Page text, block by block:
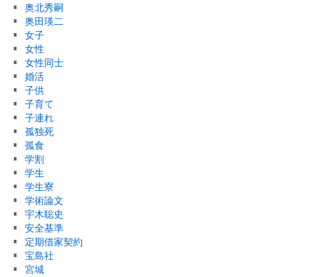
奥北秀嗣
奥田瑛二
女子
女性
女性同士
婚活
子供
子育て
子連れ
孤独死
孤食
学割
学生
学生寮
学術論文
宇木聡史
安全基準
定期借家契約
宝島社
宮城